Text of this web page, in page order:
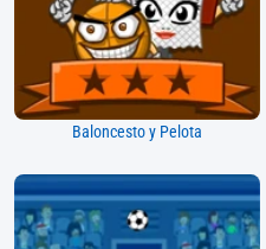
Baloncesto y Pelota